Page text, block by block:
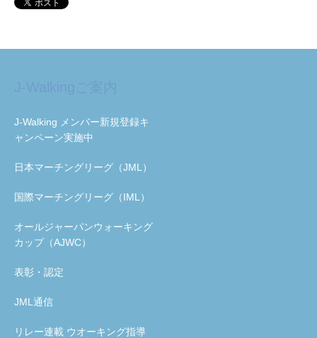
J-Walking メンバー新規登録キ
ャンペーン実施中
日本マーチングリーグ（JML）
国際マーチングリーグ（IML）
オールジャーパンウォーキング
カップ（AJWC）
表彰・認定
JML通信
リレー連載 ウオーキング指導